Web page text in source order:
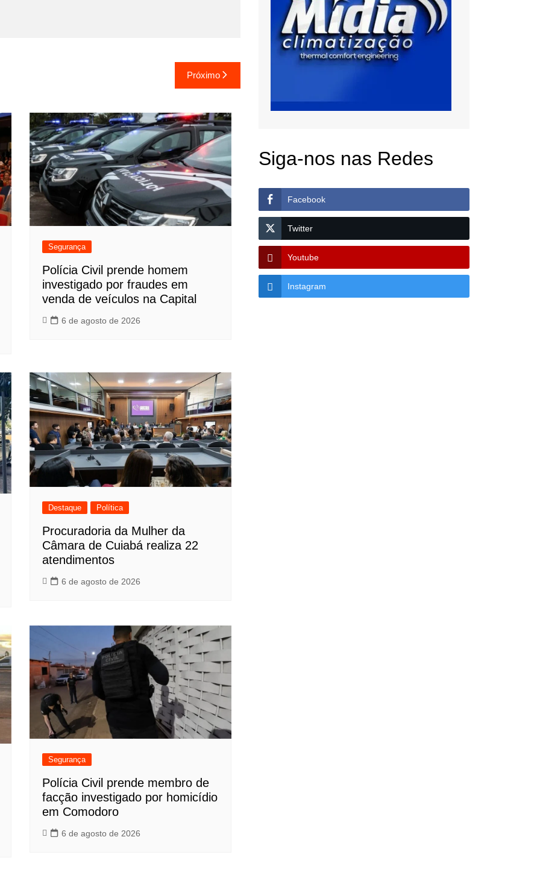
Próximo
Segurança
Polícia Civil prende homem
investigado por fraudes em
venda de veículos na Capital
6 de agosto de 2026
Destaque Política
Procuradoria da Mulher da
Câmara de Cuiabá realiza 22
atendimentos
6 de agosto de 2026
Segurança
Polícia Civil prende membro de
facção investigado por homicídio
em Comodoro
6 de agosto de 2026
Siga-nos nas Redes
Facebook
Twitter
Youtube
Instagram